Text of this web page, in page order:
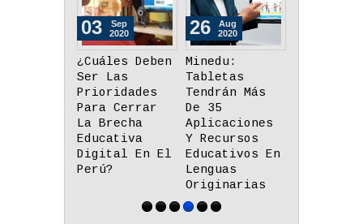
¿Cuáles Deben
Ser Las
Prioridades
Para Cerrar
La Brecha
Educativa
Digital En El
Perú?
03
Sep
2020
Minedu:
Tabletas
Tendrán Más
De 35
Aplicaciones
Y Recursos
Educativos En
Lenguas
Originarias
26
Aug
2020